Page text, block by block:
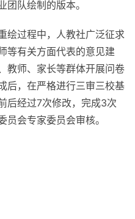
团队绘制的版本。
绘过程中，人教社广泛征求
等有关方面代表的意见建
教师、家长等群体开展问卷
后，在严格进行三审三校基
后经过7次修改，完成3次
员会专家委员会审核。